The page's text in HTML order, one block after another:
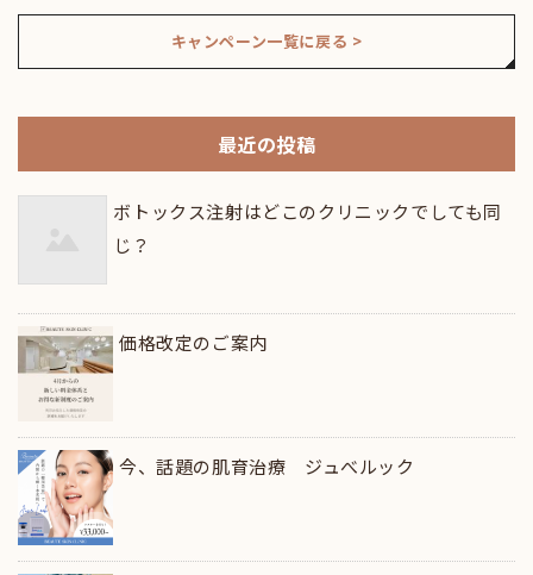
キャンペーン一覧に戻る >
最近の投稿
ボトックス注射はどこのクリニックでしても同
じ？
価格改定のご案内
今、話題の肌育治療 ジュべルック